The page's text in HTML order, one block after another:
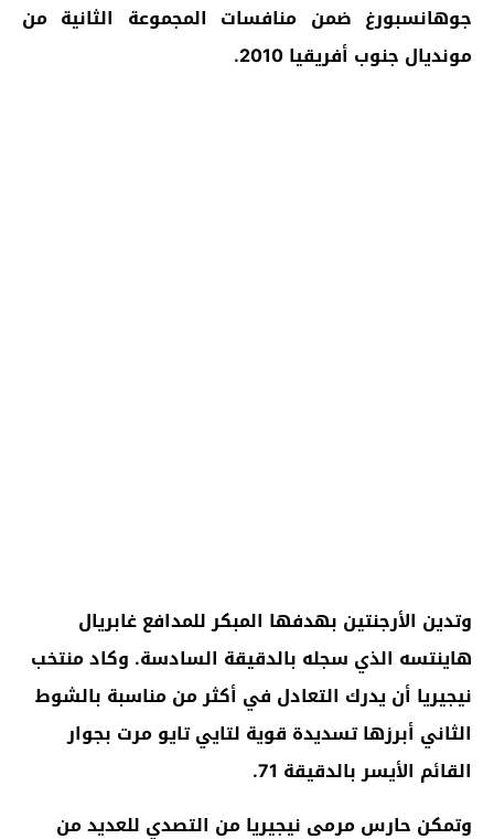
جوهانسبورغ ضمن منافسات المجموعة الثانية من
مونديال جنوب أفريقيا 2010.
وتدين الأرجنتين بهدفها المبكر للمدافع غابريال
هاينتسه الذي سجله بالدقيقة السادسة. وكاد منتخب
نيجيريا أن يدرك التعادل في أكثر من مناسبة بالشوط
الثاني أبرزها تسديدة قوية لتايي تايو مرت بجوار
القائم الأيسر بالدقيقة 71.
وتمكن حارس مرمى نيجيريا من التصدي للعديد من